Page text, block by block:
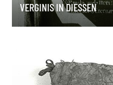
VERGINIS IN DIESSEN